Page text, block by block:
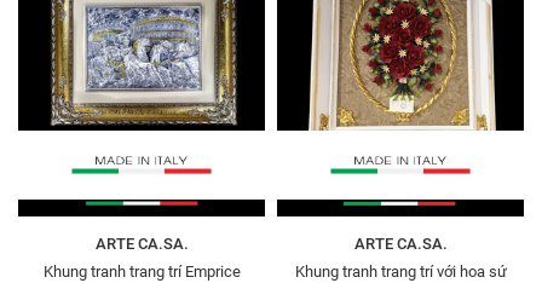
ARTE CA.SA.
Khung tranh trang trí Emprice
ARTE CA.SA.
Khung tranh trang trí với hoa sứ